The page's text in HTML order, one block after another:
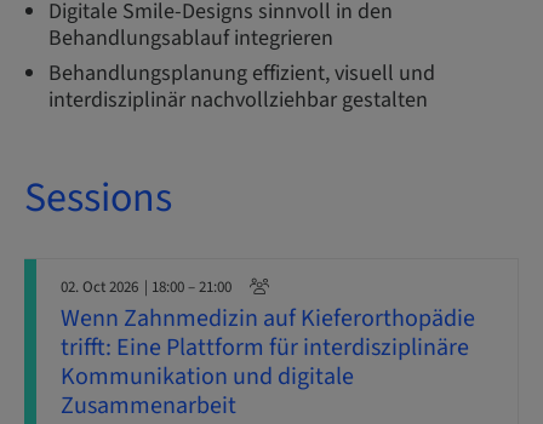
Digitale Smile-Designs sinnvoll in den
Behandlungsablauf integrieren
Behandlungsplanung effizient, visuell und
interdisziplinär nachvollziehbar gestalten
Sessions
02. Oct 2026 | 18:00 – 21:00
Wenn Zahnmedizin auf Kieferorthopädie
trifft: Eine Plattform für interdisziplinäre
Kommunikation und digitale
Zusammenarbeit